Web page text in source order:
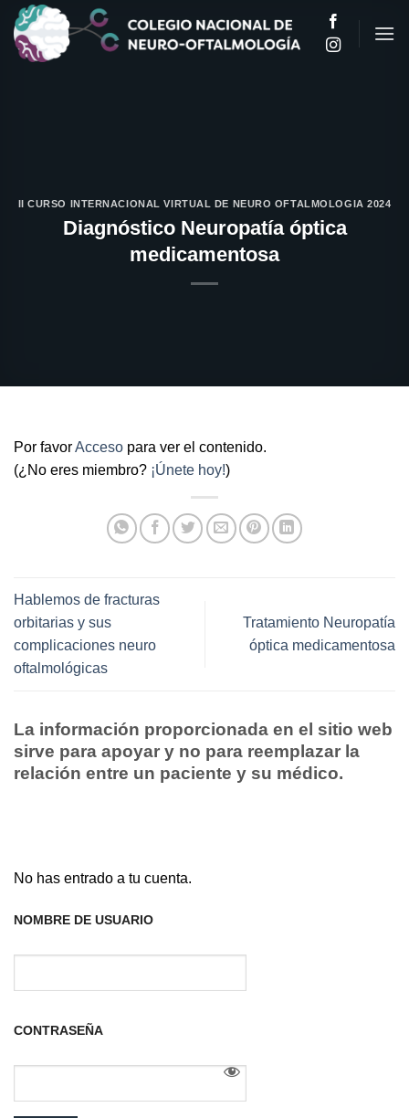
Saltar
contenido
II CURSO INTERNACIONAL VIRTUAL DE NEURO OFTALMOLOGIA 2024
Diagnóstico Neuropatía óptica
medicamentosa
Por favorAcceso para ver el contenido.
(¿No eres miembro? ¡Únete hoy!)
Hablemos de fracturas
orbitarias y sus
complicaciones neuro
oftalmológicas
Tratamiento Neuropatía
óptica medicamentosa
La información proporcionada en el sitio web
sirve para apoyar y no para reemplazar la
relación entre un paciente y su médico.
No has entrado a tu cuenta.
NOMBRE DE USUARIO
CONTRASEÑA